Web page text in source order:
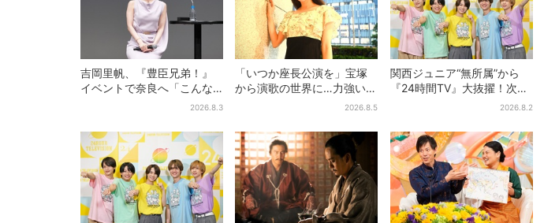
吉岡里帆、『豊臣兄弟！』
イベントで奈良へ「こんな
に楽しんでもらえてうれし
2026.8.3
「いつか座長公演を」宝塚
から演歌の世界に…力強いコ
ブシで聴かせる有沙瞳の目
2026.8.5
関西ジュニア“無所属”から
『24時間TV』大抜擢！次世
代スターと期待「まさか僕
2026.8.2